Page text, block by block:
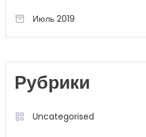
Июль 2019
Рубрики
Uncategorised